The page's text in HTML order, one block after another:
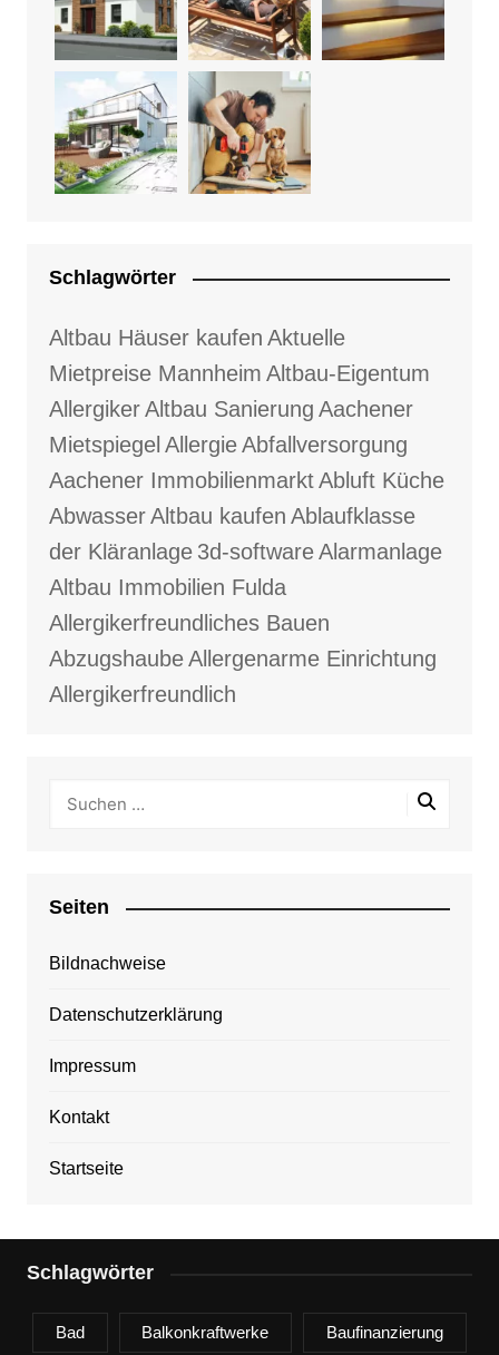
Schlagwörter
Altbau Häuser kaufen Aktuelle
Mietpreise Mannheim Altbau-Eigentum
AllergikerAltbau Sanierung Aachener
Mietspiegel AllergieAbfallversorgung
Aachener ImmobilienmarktAbluft Küche
AbwasserAltbau kaufen Ablaufklasse
der Kläranlage 3d-softwareAlarmanlage
Altbau Immobilien Fulda
Allergikerfreundliches Bauen
AbzugshaubeAllergenarme Einrichtung
Allergikerfreundlich
Seiten
Bildnachweise
Datenschutzerklärung
Impressum
Kontakt
Startseite
Schlagwörter
Bad Balkonkraftwerke Baufinanzierung